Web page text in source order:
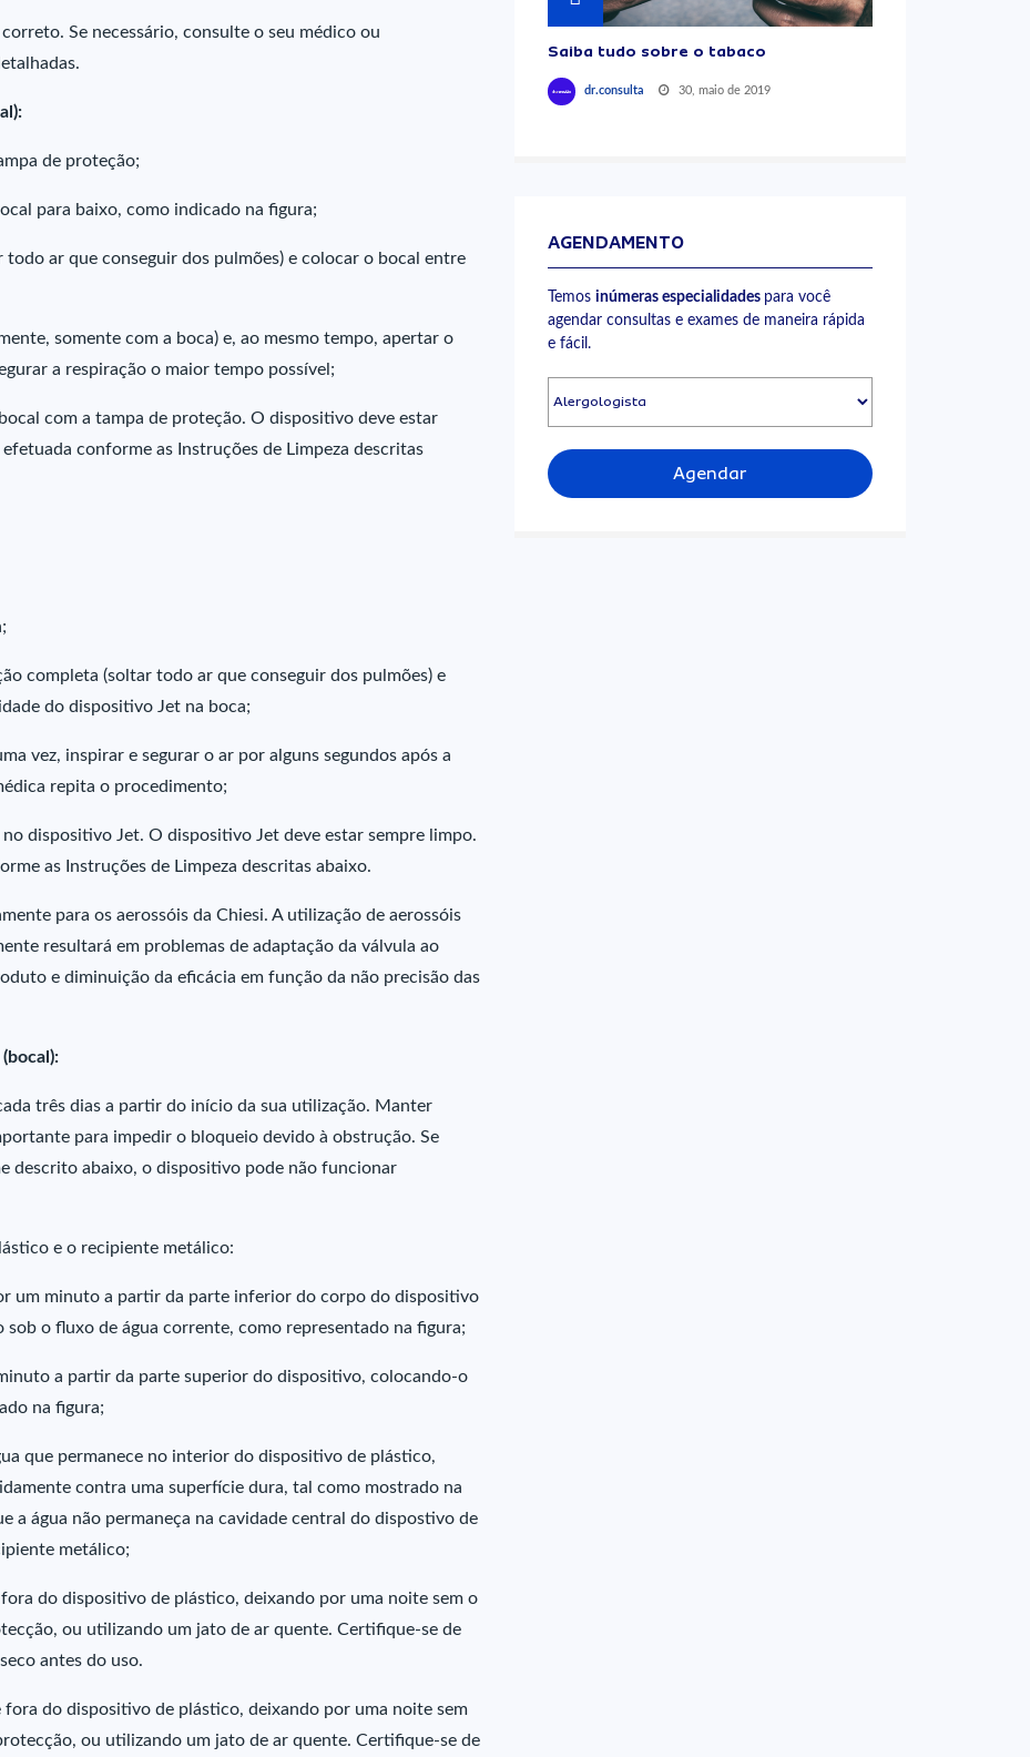
Se necessário, consulte o seu médico ou
de proteção;
para baixo, como indicado na figura;
ar que conseguir dos pulmões) e colocar o bocal entre
somente com a boca) e, ao mesmo tempo, apertar o
a respiração o maior tempo possível;
com a tampa de proteção. O dispositivo deve estar
conforme as Instruções de Limpeza descritas
completa (soltar todo ar que conseguir dos pulmões) e
do dispositivo Jet na boca;
vez, inspirar e segurar o ar por alguns segundos após a
repita o procedimento;
dispositivo Jet. O dispositivo Jet deve estar sempre limpo.
as Instruções de Limpeza descritas abaixo.
para os aerossóis da Chiesi. A utilização de aerossóis
resultará em problemas de adaptação da válvula ao
e diminuição da eficácia em função da não precisão das
três dias a partir do início da sua utilização. Manter
para impedir o bloqueio devido à obstrução. Se
descrito abaixo, o dispositivo pode não funcionar
e o recipiente metálico:
um minuto a partir da parte inferior do corpo do dispositivo
o fluxo de água corrente, como representado na figura;
a partir da parte superior do dispositivo, colocando-o
na figura;
que permanece no interior do dispositivo de plástico,
contra uma superfície dura, tal como mostrado na
a água não permaneça na cavidade central do dispostivo de
metálico;
do dispositivo de plástico, deixando por uma noite sem o
ou utilizando um jato de ar quente. Certifique-se de
antes do uso.
do dispositivo de plástico, deixando por uma noite sem
ou utilizando um jato de ar quente. Certifique-se de
Saiba tudo sobre o tabaco
dr.consulta 30, maio de 2019
AGENDAMENTO
Temos inúmeras especialidades para você
agendar consultas e exames de maneira rápida
e fácil.
Agendar